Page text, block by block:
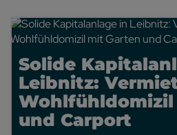
Solide
Leibnitz:
und Carport